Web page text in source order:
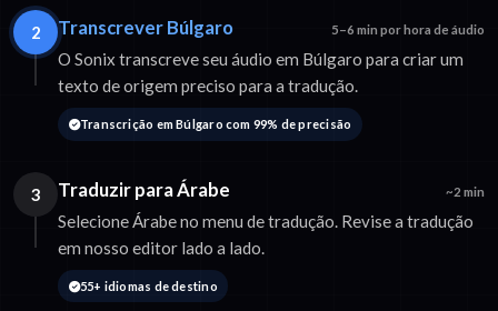
2 Transcrever Búlgaro 5–6 min por hora de áudio
O Sonix transcreve seu áudio em Búlgaro para criar um
texto de origem preciso para a tradução.
Transcrição em Búlgaro com 99% de precisão
3 Traduzir para Árabe ~2 min
Selecione Árabe no menu de tradução. Revise a tradução
em nosso editor lado a lado.
55+ idiomas de destino